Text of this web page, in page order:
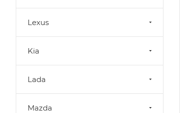
Lexus
Kia
Lada
Mazda